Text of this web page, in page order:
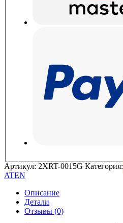
Артикул: 2XRT-0015G Категория:
ATEN
Описание
Детали
Отзывы (0)